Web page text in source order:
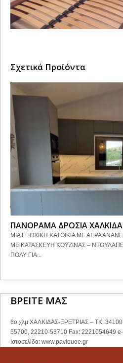
Σχετικά Προϊόντα
ΠΑΝΟΡΑΜΑ ΔΡΟΣΙΑ
ΜΙΑ ΕΞΟΧΙΚΗ ΚΑΤΟΙΚΙΑ ΜΕ ΑΕΡΑ
ΜΕ ΚΑΤΑΣΚΕΥΗ ΚΟΥΖΙΝΑΣ –
ΠΟΛΥ ΓΙΑ...
ΒΡΕΙΤΕ ΜΑΣ
6ο χλμ ΧΑΛΚΙΔΑΣ-ΕΡΕΤΡΙΑΣ – ΤΚ: 34100
55700, 22210-53710 Fax: 2221054649
Ιστοσελίδα: www.pavlouoe.gr